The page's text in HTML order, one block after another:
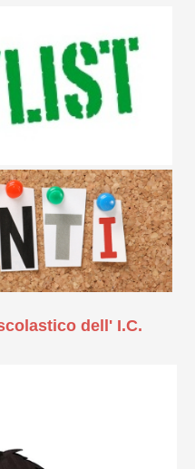
dell' I.C.